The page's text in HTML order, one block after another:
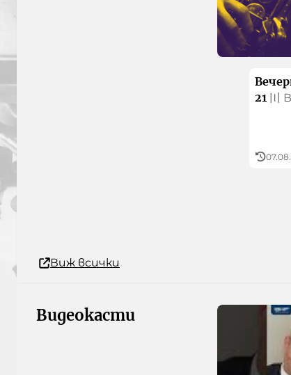
Виж всички
21 〣
Видеокасти